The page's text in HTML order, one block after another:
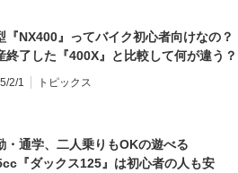
『NX400』ってバイク初心者向けなの？
終了した『400X』と比較して何が違う？
2/1 トピックス
・通学、二人乗りもOKの遊べる
『ダックス125』は初心者の人も安